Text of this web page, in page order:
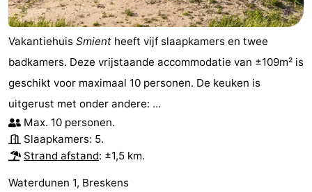
Vakantiehuis Smient heeft vijf slaapkamers en twee
badkamers. Deze vrijstaande accommodatie van ±109m² is
geschikt voor maximaal 10 personen. De keuken is
uitgerust met onder andere: ...
Max. 10 personen.
Slaapkamers: 5.
Strand afstand: ±1,5 km.
Waterdunen 1, Breskens